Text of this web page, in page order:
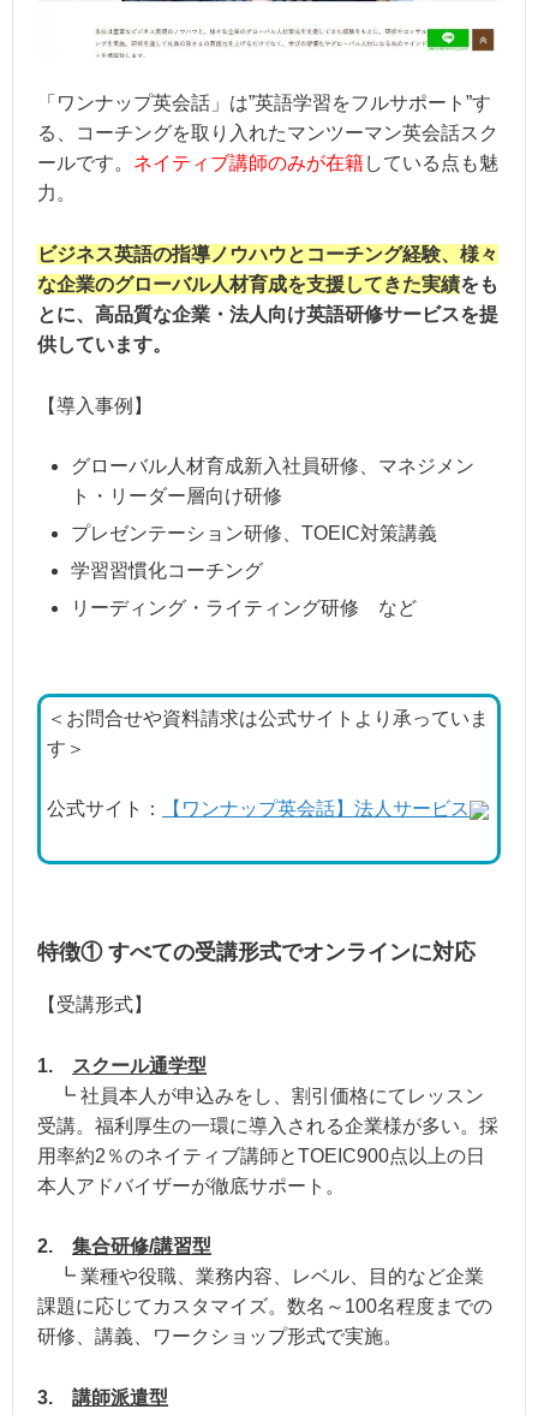
「ワンナップ英会話」は”英語学習をフルサポート”す
る、コーチングを取り入れたマンツーマン英会話スク
ールです。 ネイティブ講師のみが在籍している点も魅
力。
ビジネス英語の指導ノウハウとコーチング経験、様々
な企業のグローバル人材育成を支援してきた実績をも
とに、高品質な企業・法人向け英語研修サービスを提
供しています。
【導入事例】
グローバル人材育成新入社員研修、マネジメン
ト・リーダー層向け研修
プレゼンテーション研修、TOEIC対策講義
学習習慣化コーチング
リーディング・ライティング研修 など
＜お問合せや資料請求は公式サイトより承っていま
す＞
公式サイト： 【ワンナップ英会話】法人サービス
特徴① すべての受講形式でオンラインに対応
【受講形式】
1.
スクール通学型
┗ 社員本人が申込みをし、割引価格にてレッスン
受講。福利厚生の一環に導入される企業様が多い。採
用率約2％のネイティブ講師とTOEIC900点以上の日
本人アドバイザーが徹底サポート。
2. 集合研修/講習型
┗ 業種や役職、業務内容、レベル、目的など企業
課題に応じてカスタマイズ。数名～100名程度までの
研修、講義、ワークショップ形式で実施。
3. 講師派遣型